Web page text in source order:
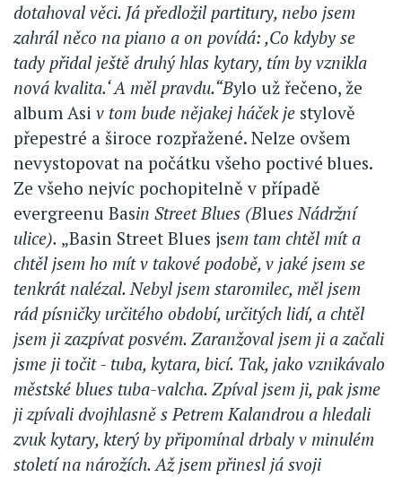
dotahoval věci. Já předložil partitury, nebo jsem
zahrál něco na piano a on povídá: ,Co kdyby se
tady přidal ještě druhý hlas kytary, tím by vznikla
nová kvalita.‘ A měl pravdu.“Bylo už řečeno, že
album Asi v tom bude nějakej háček je stylově
přepestré a široce rozpřažené. Nelze ovšem
nevystopovat na počátku všeho poctivé blues.
Ze všeho nejvíc pochopitelně v případě
evergreenu Basin Street Blues (Blues Nádržní
ulice). „Basin Street Blues jsem tam chtěl mít a
chtěl jsem ho mít v takové podobě, v jaké jsem se
tenkrát nalézal. Nebyl jsem staromilec, měl jsem
rád písničky určitého období, určitých lidí, a chtěl
jsem ji zazpívat posvém. Zaranžoval jsem ji a začali
jsme ji točit - tuba, kytara, bicí. Tak, jako vznikávalo
městské blues tuba-valcha. Zpíval jsem ji, pak jsme
ji zpívali dvojhlasně s Petrem Kalandrou a hledali
zvuk kytary, který by připomínal drbaly v minulém
století na nárožích. Až jsem přinesl já svoji